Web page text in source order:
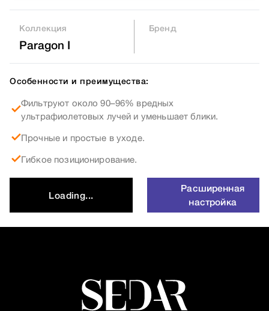
Коллекция
Paragon I
Бренд
Особенности и преимущества:
Фильтруют около 90–96% вредных
ультрафиолетовых лучей и уменьшает блики.
Прочные и простые в уходе.
Гибкое позиционирование.
Loading...
Расширенная
настройка